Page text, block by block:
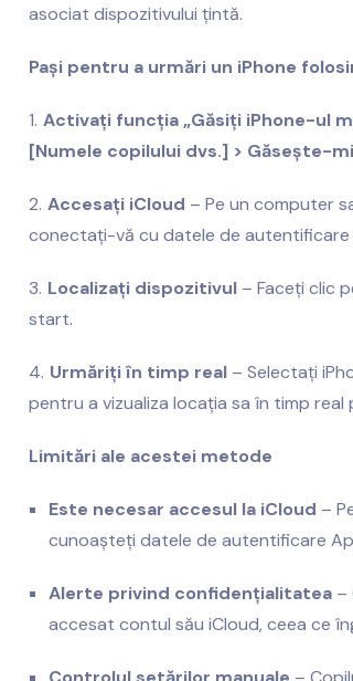
asociat dispozitivului țintă.
Pași pentru a urmări un iPhone
Activați funcția „Găsiți iPhone-ul
[Numele copilului dvs.] > Găsește-
Accesați iCloud – Pe un computer
conectați-vă cu datele de autentificare
Localizați dispozitivul – Faceți clic
start.
Urmăriți în timp real – Selectați
pentru a vizualiza locația sa în timp real
Limitări ale acestei metode
Este necesar accesul la iCloud –
cunoașteți datele de autentificare
Alerte privind confidențialitatea –
accesat contul său iCloud, ceea ce